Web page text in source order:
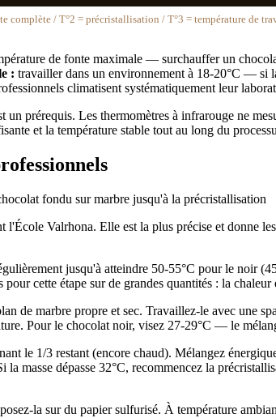
complète / T°2 = précristallisation / T°3 = température de
de fonte maximale — surchauffer un
: travailler dans un environnement à 18-20°C — si
climatisent systématiquement leur
prérequis. Les thermomètres à infrarouge ne
et la température stable tout au long du
Valrhona. Elle est la plus précise et donne
jusqu'à atteindre 50-55°C pour le noir
cette étape sur de grandes quantités : la
de marbre propre et sec. Travaillez-le avec une
Pour le chocolat noir, visez 27-29°C — le
le 1/3 restant (encore chaud). Mélangez
masse dépasse 32°C, recommencez la
la sur du papier sulfurisé. À température